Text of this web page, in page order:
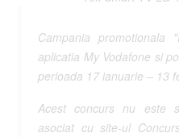
Campania promotionala
aplicatia My Vodafone si poti
perioada 17 ianuarie – 13
Acest concurs nu este
asociat cu site-ul